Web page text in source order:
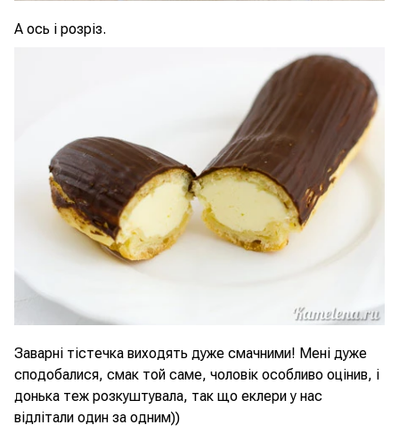
А ось і розріз.
Заварні тістечка виходять дуже смачними! Мені дуже
сподобалися, смак той саме, чоловік особливо оцінив, і
донька теж розкуштувала, так що еклери у нас
відлітали один за одним))